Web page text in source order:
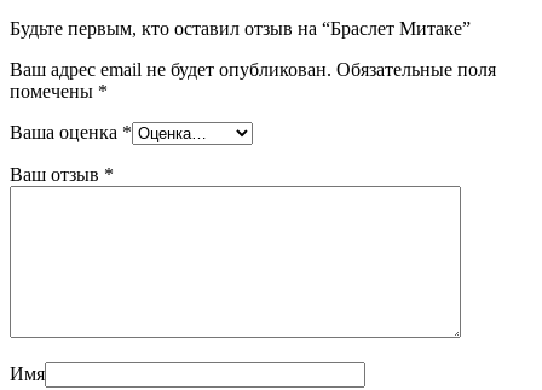
Будьте первым, кто оставил отзыв на “Браслет Митаке”
Ваш адрес email не будет опубликован. Обязательные поля
помечены *
Ваша оценка *
Ваш отзыв *
Имя